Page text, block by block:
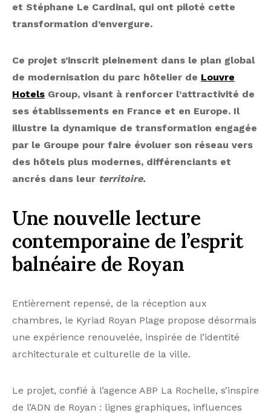
et Stéphane Le Cardinal, qui ont piloté cette
transformation d’envergure.
Ce projet s’inscrit pleinement dans le plan global
de modernisation du parc hôtelier de Louvre
Hotels Group, visant à renforcer l’attractivité de
ses établissements en France et en Europe. Il
illustre la dynamique de transformation engagée
par le Groupe pour faire évoluer son réseau vers
des hôtels plus modernes, différenciants et
ancrés dans leur territoire.
Une nouvelle lecture
contemporaine de l’esprit
balnéaire de Royan
Entièrement repensé, de la réception aux
chambres, le Kyriad Royan Plage propose désormais
une expérience renouvelée, inspirée de l’identité
architecturale et culturelle de la ville.
Le projet, confié à l’agence ABP La Rochelle, s’inspire
de l’ADN de Royan : lignes graphiques, influences